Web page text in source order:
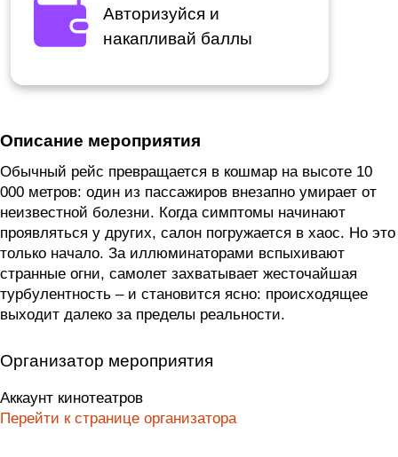
Авторизуйся и
накапливай баллы
Описание мероприятия
Обычный рейс превращается в кошмар на высоте 10
000 метров: один из пассажиров внезапно умирает от
неизвестной болезни. Когда симптомы начинают
проявляться у других, салон погружается в хаос. Но это
только начало. За иллюминаторами вспыхивают
странные огни, самолет захватывает жесточайшая
турбулентность – и становится ясно: происходящее
выходит далеко за пределы реальности.
Организатор мероприятия
Аккаунт кинотеатров
Перейти к странице организатора